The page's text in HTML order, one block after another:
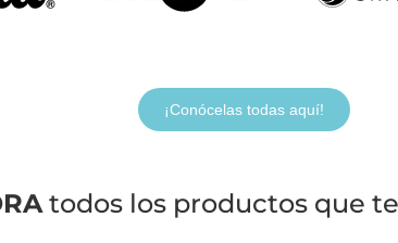
¡Conócelas todas aquí!
todos los productos que